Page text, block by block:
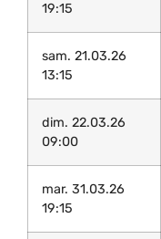
19:15
sam. 21.03.26
13:15
dim. 22.03.26
09:00
mar. 31.03.26
19:15